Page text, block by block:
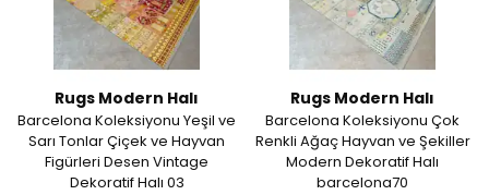
Rugs Modern Halı
Barcelona Koleksiyonu Yeşil ve
Sarı Tonlar Çiçek ve Hayvan
Figürleri Desen Vintage
Dekoratif Halı 03
Rugs Modern Halı
Barcelona Koleksiyonu Çok
Renkli Ağaç Hayvan ve Şekiller
Modern Dekoratif Halı
barcelona70